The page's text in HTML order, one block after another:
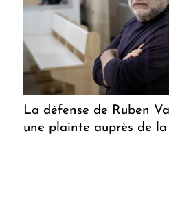
La défense de Ruben
une plainte auprès de la